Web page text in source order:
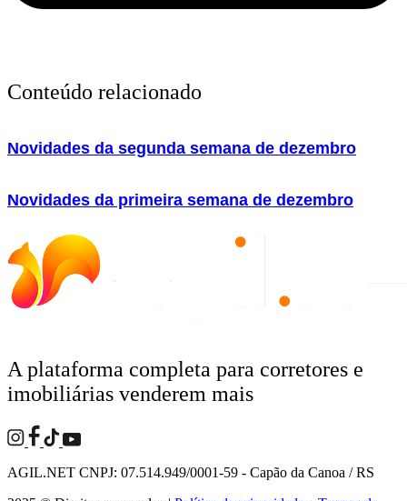
Conteúdo relacionado
Novidades da segunda semana de dezembro
Novidades da primeira semana de dezembro
A plataforma completa para corretores e
imobiliárias venderem mais
AGIL.NET CNPJ: 07.514.949/0001-59 - Capão da Canoa / RS